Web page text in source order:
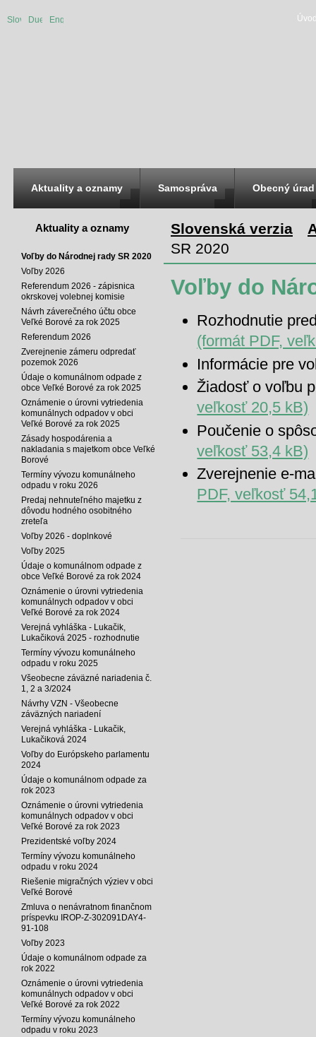
SlovenskáDuetsche
English
Aktuality a oznamy Samospráva Obecný úrad
Aktuality a oznamy
Voľby do Národnej rady SR 2020
Voľby 2026
Referendum 2026 - zápisnica
okrskovej volebnej komisie
Návrh záverečného účtu obce
Veľké Borové za rok 2025
Referendum 2026
Zverejnenie zámeru odpredať
pozemok 2026
Údaje o komunálnom odpade z
obce Veľké Borové za rok 2025
Oznámenie o úrovni vytriedenia
komunálnych odpadov v obci
Veľké Borové za rok 2025
Zásady hospodárenia a
nakladania s majetkom obce Veľké
Borové
Termíny vývozu komunálneho
odpadu v roku 2026
Predaj nehnuteľného majetku z
dôvodu hodného osobitného
zreteľa
Voľby 2026 - doplnkové
Voľby 2025
Údaje o komunálnom odpade z
obce Veľké Borové za rok 2024
Oznámenie o úrovni vytriedenia
komunálnych odpadov v obci
Veľké Borové za rok 2024
Verejná vyhláška - Lukačik,
Lukačiková 2025 - rozhodnutie
Termíny vývozu komunálneho
odpadu v roku 2025
Všeobecne záväzné nariadenia č.
1, 2 a 3/2024
Návrhy VZN - Všeobecne
záväzných nariadení
Verejná vyhláška - Lukačik,
Lukačiková 2024
Voľby do Európskeho parlamentu
2024
Údaje o komunálnom odpade za
rok 2023
Oznámenie o úrovni vytriedenia
komunálnych odpadov v obci
Veľké Borové za rok 2023
Prezidentské voľby 2024
Termíny vývozu komunálneho
odpadu v roku 2024
Riešenie migračných výziev v obci
Veľké Borové
Zmluva o nenávratnom finančnom
príspevku IROP-Z-302091DAY4-
91-108
Voľby 2023
Údaje o komunálnom odpade za
rok 2022
Oznámenie o úrovni vytriedenia
komunálnych odpadov v obci
Veľké Borové za rok 2022
Termíny vývozu komunálneho
odpadu v roku 2023
Slovenská verzia
SR 2020
Voľby do
Rozhodnutie
(formát PDF,
Informácie pre
Žiadosť o voľbu
veľkosť 20,5 kB)
Poučenie o
veľkosť 53,4 kB)
Zverejnenie e-
PDF, veľkosť